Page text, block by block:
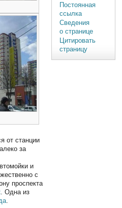
от станции
за
и
с
проспекта
. Одна из
.
Постоянная
ссылка
Сведения
о странице
Цитировать
страницу